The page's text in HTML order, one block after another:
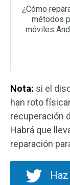
¿Cómo
métodos
móviles
Nota: si el
han roto
recuperación
Habrá que
reparación